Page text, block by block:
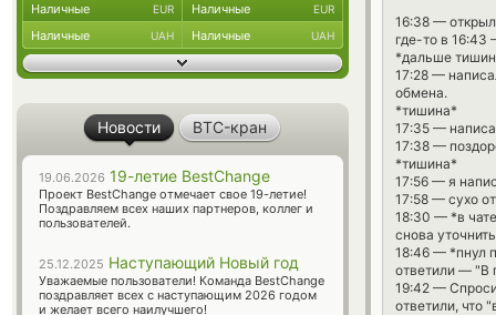
16:38 —
где-то в 16:43
*дальше
17:28 —
обмена.
*тишина*
17:35 —
17:38 —
*тишина*
17:56 — я
17:58 — сухо
18:30 — *в
снова
18:46 — *пнул
ответили — "В
19:42 —
ответили, что
Наличные EUR Наличные EUR
Наличные UAH Наличные UAH
Новости BTC-кран
19.06.2026 19-летие BestChange
Проект BestChange отмечает свое 19-летие!
Поздравляем всех наших партнеров, коллег и
пользователей.
25.12.2025 Наступающий Новый год
Уважаемые пользователи! Команда BestChange
поздравляет всех с наступающим 2026 годом
и желает всего наилучшего!